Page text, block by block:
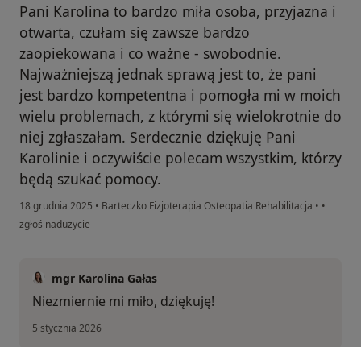
Pani Karolina to bardzo miła osoba, przyjazna i
otwarta, czułam się zawsze bardzo
zaopiekowana i co ważne - swobodnie.
Najważniejszą jednak sprawą jest to, że pani
jest bardzo kompetentna i pomogła mi w moich
wielu problemach, z którymi się wielokrotnie do
niej zgłaszałam. Serdecznie dziękuję Pani
Karolinie i oczywiście polecam wszystkim, którzy
będą szukać pomocy.
18 grudnia 2025 • Barteczko Fizjoterapia Osteopatia Rehabilitacja • •
w opinii użytkownika Marta G.
zgłoś nadużycie
mgr Karolina Gałas
Niezmiernie mi miło, dziękuję!
5 stycznia 2026